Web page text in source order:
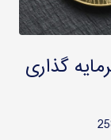
گذاری